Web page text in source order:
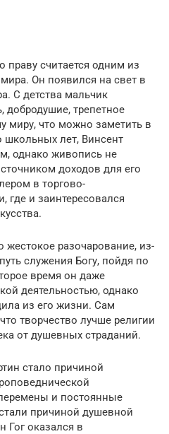
праву считается одним из
Он появился на свет в
С детства мальчик
добродушие, трепетное
миру, что можно заметить в
школьных лет, Винсент
однако живопись не
доходов для его
в торгово-
где и заинтересовался
жестокое разочарование, из-
служения Богу, пойдя по
время он даже
деятельностью, однако
из его жизни. Сам
творчество лучше религии
от душевных страданий.
стало причиной
и постоянные
причиной душевной
Гог оказался в